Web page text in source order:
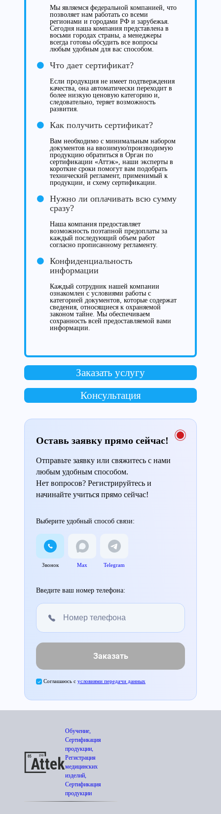
Мы являемся федеральной компанией, что
позволяет нам работать со всеми
регионами и городами РФ и зарубежья.
Сегодня наша компания представлена в
восьми городах страны, а менеджеры
всегда готовы обсудить все вопросы
любым удобным для вас способом.
Что дает сертификат?
Если продукция не имеет подтверждения
качества, она автоматически переходит в
более низкую ценовую категорию и,
следовательно, теряет возможность
развития.
Как получить сертификат?
Вам необходимо с минимальным набором
документов на ввозимую/производимую
продукцию обратиться в Орган по
сертификации «Аттэк», наши эксперты в
короткие сроки помогут вам подобрать
технический регламент, применимый к
продукции, и схему сертификации.
Нужно ли оплачивать всю сумму
сразу?
Наша компания предоставляет
возможность поэтапной предоплаты за
каждый последующий объем работ
согласно прописанному регламенту.
Конфиденциальность
информации
Каждый сотрудник нашей компании
ознакомлен с условиями работы с
категорией документов, которые содержат
сведения, относящиеся к охраняемой
законом тайне. Мы обеспечиваем
сохранность всей предоставляемой вами
информации.
Заказать услугу
Консультация
Оставь заявку прямо сейчас!
Отправьте заявку или свяжитесь с нами
любым удобным способом.
Нет вопросов? Регистрируйтесь и
начинайте учиться прямо сейчас!
Выберите удобный способ связи:
Звонок Max Telegram
Введите ваш номер телефона:
Заказать
Соглашаюсь с условиями передачи данных
Обучение,
Сертификация
продукции,
Регистрация
медицинских
изделий,
Сертификация
продукции